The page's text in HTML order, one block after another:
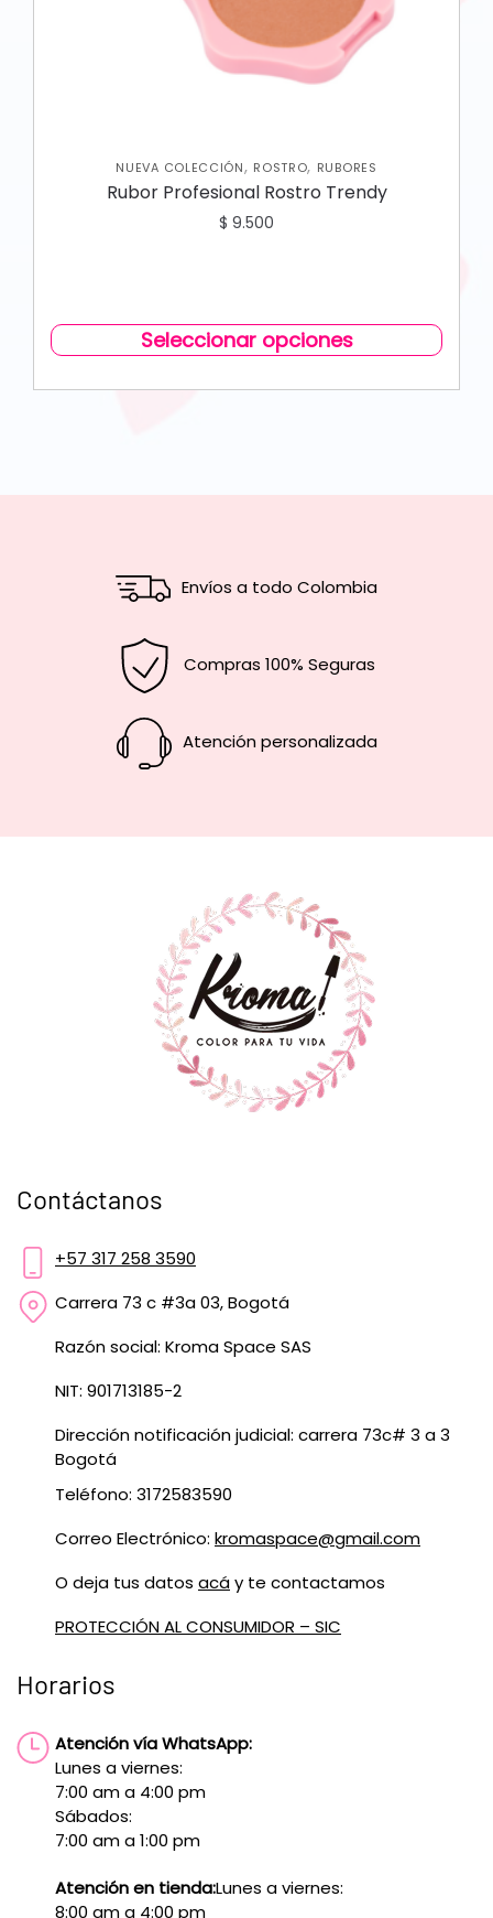
NUEVA COLECCIÓN, ROSTRO, RUBORES
Rubor Profesional Rostro Trendy
$ 9.500
Seleccionar opciones
Envíos a todo Colombia
Compras 100% Seguras
Atención personalizada
Contáctanos
+57 317 258 3590
Carrera 73 c #3a 03, Bogotá
Razón social: Kroma Space SAS
NIT: 901713185-2
Dirección notificación judicial: carrera 73c# 3 a 3
Bogotá
Teléfono: 3172583590
Correo Electrónico: kromaspace@gmail.com
O deja tus datos acáy te contactamos
PROTECCIÓN AL CONSUMIDOR – SIC
Horarios
Atención vía WhatsApp:
Lunes a viernes:
7:00 am a 4:00 pm
Sábados:
7:00 am a 1:00 pm
Atención en tienda:Lunes a viernes:
8:00 am a 4:00 pm